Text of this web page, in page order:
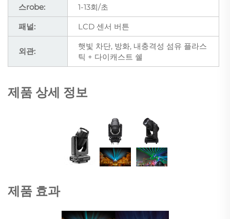
스robe:
1-13회/초
패널:
LCD 센서 버튼
외관:
햇빛 차단, 방화, 내충격성 섬유 플라스
틱 + 다이캐스트 쉘
제품 상세 정보
제품 효과